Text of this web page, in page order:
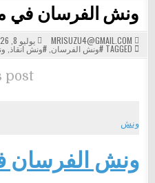
ونش الفرسان في مدينة نصر
MRISUZU4@GMAIL.COM يوليو 8, 2026
#ونش الفرسان ,#ونش انقاذ
post
ونش
ونش الفرسان في